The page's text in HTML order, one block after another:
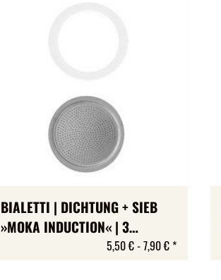
BIALETTI | DICHTUNG + SIEB
»MOKA INDUCTION« | 3
5,50 € -7,90 € *